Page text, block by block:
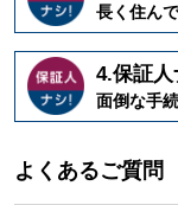
長く住ん
4.保証人
面倒な手
よくあるご質問